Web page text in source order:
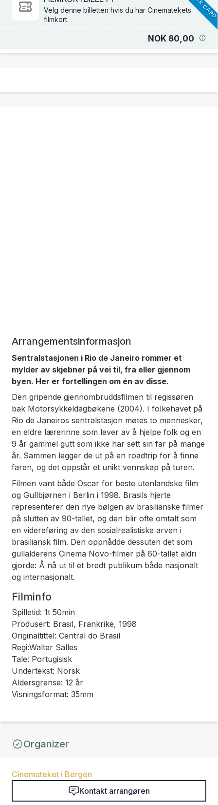
Velg denne billetten hvis du har Cinematekets
filmkort.
NOK 80,00
Arrangementsinformasjon
Sentralstasjonen i Rio de Janeiro rommer et
mylder av skjebner på vei til, fra eller gjennom
byen. Her er fortellingen om én av disse.
Den gripende gjennombruddsfilmen til regissøren
bak Motorsykkeldagbøkene (2004). I folkehavet på
Rio de Janeiros sentralstasjon møtes to mennesker,
en eldre lærerinne som lever av å hjelpe folk og en
9 år gammel gutt som ikke har sett sin far på mange
år. Sammen legger de ut på en roadtrip for å finne
faren, og det oppstår et unikt vennskap på turen.
Filmen vant både Oscar for beste utenlandske film
og Gullbjørnen i Berlin i 1998. Brasils hjerte
representerer den nye bølgen av brasilianske filmer
på slutten av 90-tallet, og den blir ofte omtalt som
en videreføring av den sosialrealistiske arven i
brasiliansk film. Den oppnådde dessuten det som
gullalderens Cinema Novo-filmer på 60-tallet aldri
gjorde: Å nå ut til et bredt publikum både nasjonalt
og internasjonalt.
Filminfo
Spilletid: 1t 50min
Produsert: Brasil, Frankrike, 1998
Originaltittel: Central do Brasil
Regi:Walter Salles
Tale: Portugisisk
Undertekst: Norsk
Aldersgrense: 12 år
Visningsformat: 35mm
Organizer
Cinemateket i Bergen
Kontakt arrangøren